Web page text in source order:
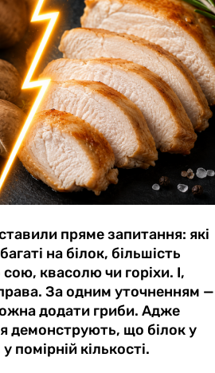
пряме запитання: які
на білок, більшість
квасолю чи горіхи. І,
За одним уточненням —
додати гриби. Адже
демонструють, що білок у
помірній кількості.